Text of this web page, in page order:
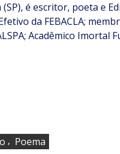
é escritor, poeta e
da FEBACLA;
Acadêmico Imortal
, Poema